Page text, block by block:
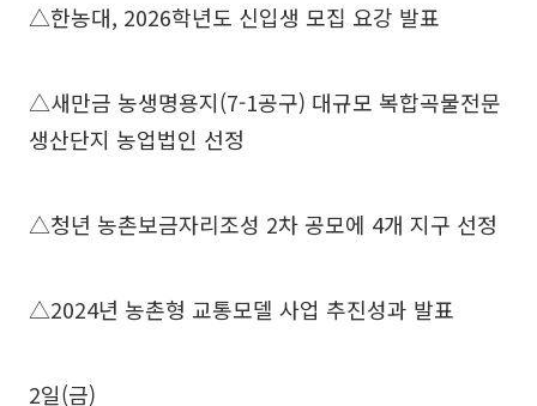
△한농대, 2026학년도 신입생 모집 요강 발표
△새만금 농생명용지(7-1공구) 대규모 복합곡물전문
생산단지 농업법인 선정
△청년 농촌보금자리조성 2차 공모에 4개 지구 선정
△2024년 농촌형 교통모델 사업 추진성과 발표
2일(금)